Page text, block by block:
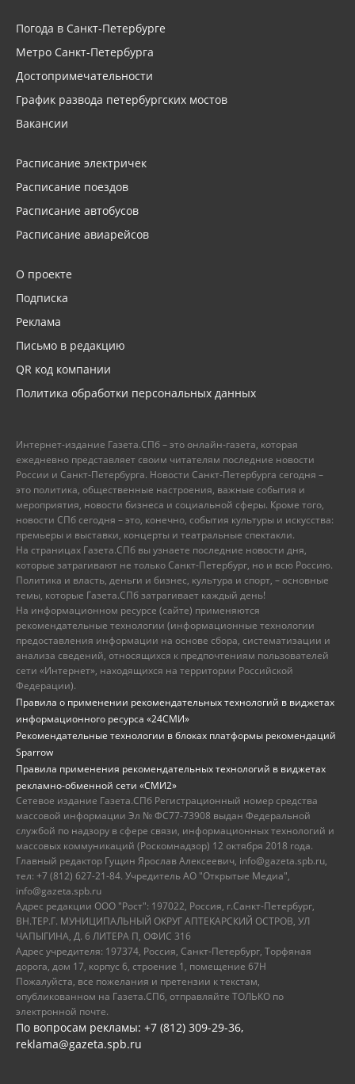
Погода в Санкт-Петербурге
Метро Санкт-Петербурга
Достопримечательности
График развода петербургских мостов
Вакансии
Расписание электричек
Расписание поездов
Расписание автобусов
Расписание авиарейсов
О проекте
Подписка
Реклама
Письмо в редакцию
QR код компании
Политика обработки персональных данных
Интернет-издание Газета.СПб – это онлайн-газета, которая
ежедневно представляет своим читателям последние новости
России и Санкт-Петербурга. Новости Санкт-Петербурга сегодня –
это политика, общественные настроения, важные события и
мероприятия, новости бизнеса и социальной сферы. Кроме того,
новости СПб сегодня – это, конечно, события культуры и искусства:
премьеры и выставки, концерты и театральные спектакли.
На страницах Газета.СПб вы узнаете последние новости дня,
которые затрагивают не только Санкт-Петербург, но и всю Россию.
Политика и власть, деньги и бизнес, культура и спорт, – основные
темы, которые Газета.СПб затрагивает каждый день!
На информационном ресурсе (сайте) применяются
рекомендательные технологии (информационные технологии
предоставления информации на основе сбора, систематизации и
анализа сведений, относящихся к предпочтениям пользователей
сети «Интернет», находящихся на территории Российской
Федерации).
Правила о применении рекомендательных технологий в виджетах
информационного ресурса «24СМИ»
Рекомендательные технологии в блоках платформы рекомендаций
Sparrow
Правила применения рекомендательных технологий в виджетах
рекламно-обменной сети «СМИ2»
Сетевое издание Газета.СПб Регистрационный номер средства
массовой информации Эл № ФС77-73908 выдан Федеральной
службой по надзору в сфере связи, информационных технологий и
массовых коммуникаций (Роскомнадзор) 12 октября 2018 года.
Главный редактор Гущин Ярослав Алексеевич, info@gazeta.spb.ru,
тел: +7 (812) 627-21-84. Учредитель АО "Открытые Медиа",
info@gazeta.spb.ru
Адрес редакции ООО "Рост": 197022, Россия, г.Санкт-Петербург,
ВН.ТЕР.Г. МУНИЦИПАЛЬНЫЙ ОКРУГ АПТЕКАРСКИЙ ОСТРОВ, УЛ
ЧАПЫГИНА, Д. 6 ЛИТЕРА П, ОФИС 316
Адрес учредителя: 197374, Россия, Санкт-Петербург, Торфяная
дорога, дом 17, корпус 6, строение 1, помещение 67Н
Пожалуйста, все пожелания и претензии к текстам,
опубликованном на Газета.СПб, отправляйте ТОЛЬКО по
электронной почте.
По вопросам рекламы: +7 (812) 309-29-36,
reklama@gazeta.spb.ru